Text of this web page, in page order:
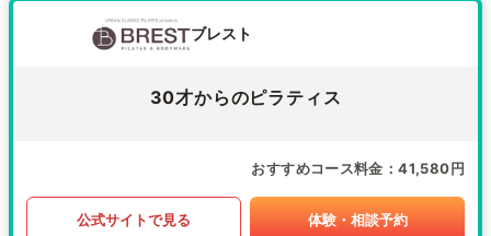
ブレスト
30才からのピラティス
おすすめコース料金 41,580円
公式サイトで見る 体験・相談予約